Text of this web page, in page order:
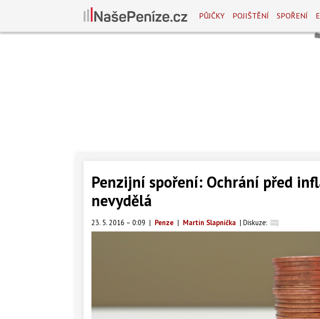
PŮJČKY POJIŠTĚNÍ SPOŘENÍ
Penzijní spoření: Ochrání před
nevydělá
23. 5. 2016 – 0:09 | Penze | Martin Slapnička | Diskuze: